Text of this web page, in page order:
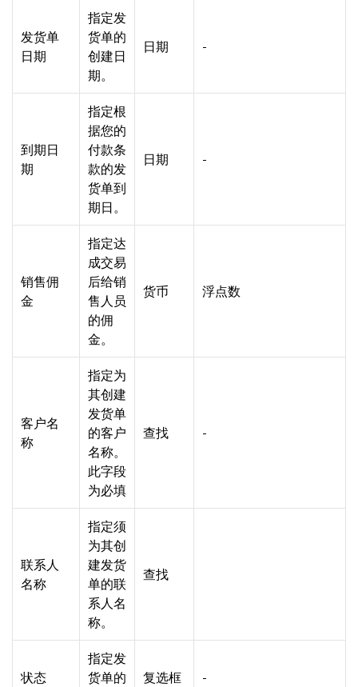
发货单
日期
指定发
货单的
创建日
期。
日期 -
到期日
期
指定根
据您的
付款条
款的发
货单到
期日。
日期 -
销售佣
金
指定达
成交易
后给销
售人员
的佣
金。
货币 浮点数
客户名
称
指定为
其创建
发货单
的客户
名称。
此字段
为必填
查找 -
联系人
名称
指定须
为其创
建发货
单的联
系人名
称。
查找
状态
指定发
货单的
复选框 -